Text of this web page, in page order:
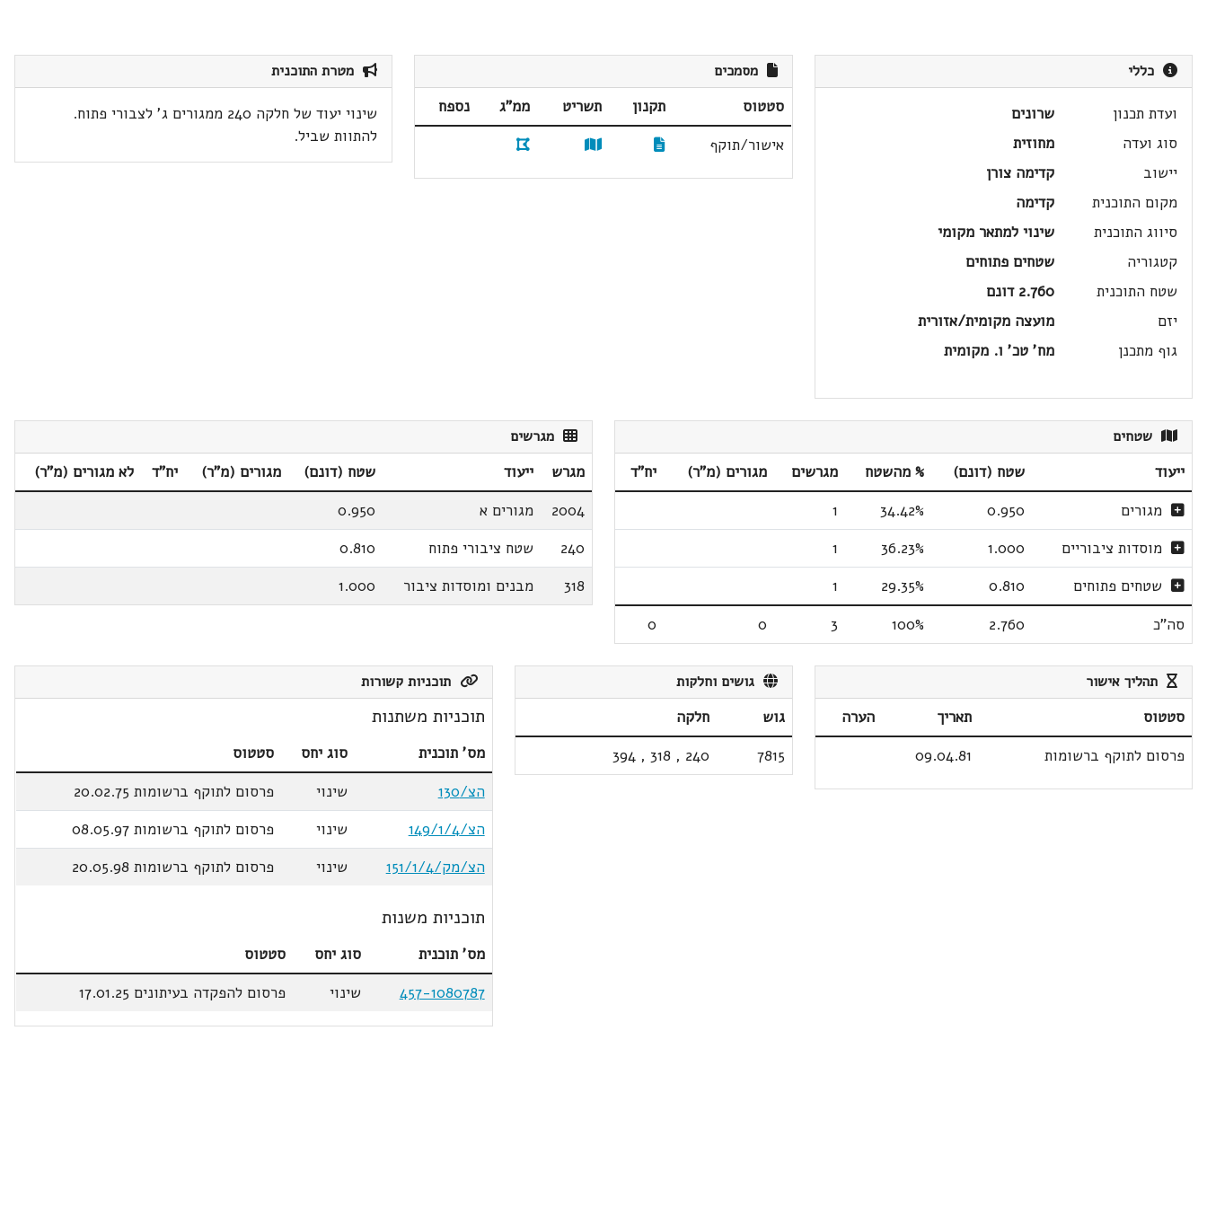
כללי
ועדת תכנון
שרונים
סוג ועדה
מחוזית
יישוב
קדימה צורן
מקום התוכנית
קדימה
סיווג התוכנית
שינוי למתאר מקומי
קטגוריה
שטחים פתוחים
שטח התוכנית
2.760 דונם
יזם
מועצה מקומית/אזורית
גוף מתכנן
מח' טכ' ו. מקומית
מסמכים
סטטוס תקנון תשריט ממ"ג
נספח
אישור/תוקף
מטרת התוכנית
שינוי יעוד של חלקה 240 ממגורים ג' לצבורי פתוח.
להתוות שביל.
שטחים
ייעוד שטח (דונם) % מהשטח מגרשים מגורים (מ"ר)
יח"ד
מגורים
0.950
34.42%
1
מוסדות ציבוריים
1.000
36.23%
1
שטחים פתוחים
0.810
29.35%
1
סה"כ
2.760
100%
3
0
0
מגרשים
מגרש ייעוד שטח (דונם) מגורים (מ"ר) יח"ד
לא מגורים (מ"ר)
2004
מגורים א
0.950
240
שטח ציבורי פתוח
0.810
318
מבנים ומוסדות ציבור 1.000
תהליך אישור
סטטוס תאריך
הערה
פרסום לתוקף ברשומות
09.04.81
גושים וחלקות
גוש
חלקה
7815
240
,
318
,
394
תוכניות קשורות
תוכניות משתנות
מס' תוכנית סוג יחס
סטטוס
הצ/130
שינוי
פרסום לתוקף ברשומות 20.02.75
הצ/149/1/4
שינוי
פרסום לתוקף ברשומות 08.05.97
הצ/מק/151/1/4
שינוי פרסום לתוקף ברשומות 20.05.98
תוכניות משנות
מס' תוכנית סוג יחס
סטטוס
457-1080787
שינוי פרסום להפקדה בעיתונים 17.01.25